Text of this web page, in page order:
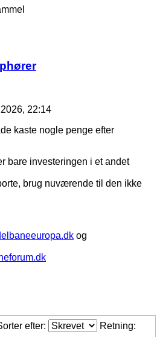
22:14
kaste nogle penge efter
bare investeringen i et andet
brug nuværende til den ikke
og
efter: Retning: